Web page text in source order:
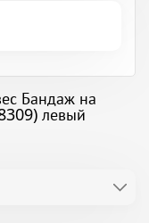
Бандаж на
левый